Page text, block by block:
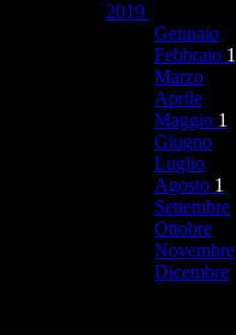
2019
Gennaio
Febbraio 1
Marzo
Aprile
Maggio 1
Giugno
Luglio
Agosto 1
Settembre
Ottobre
Novembre
Dicembre